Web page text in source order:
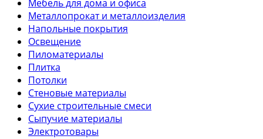
Мебель для дома и офиса
Металлопрокат и металлоизделия
Напольные покрытия
Освещение
Пиломатериалы
Плитка
Потолки
Стеновые материалы
Сухие строительные смеси
Сыпучие материалы
Электротовары